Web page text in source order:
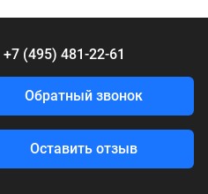
+7 (495) 481-22-61
Обратный звонок
Оставить отзыв